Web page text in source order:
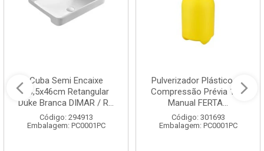
Cuba Semi Encaixe
58,5x46cm Retangular
Duke Branca DIMAR / R...
Código: 294913
Embalagem: PC0001PC
Pulverizador Plástico de
Compressão Prévia 1,5L
Manual FERTA...
Código: 301693
Embalagem: PC0001PC